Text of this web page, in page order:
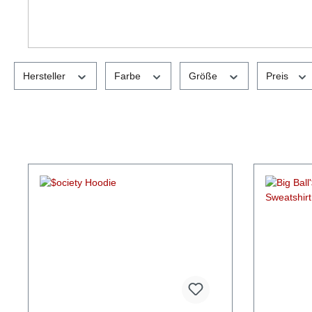
Hersteller Farbe Größe Preis